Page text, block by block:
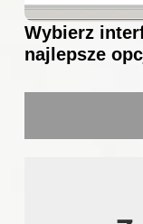
Wybierz
najlepsze